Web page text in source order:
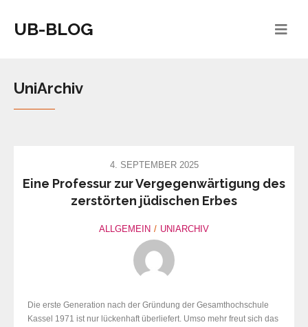
UB-BLOG
UniArchiv
4. SEPTEMBER 2025
Eine Professur zur Vergegenwärtigung des
zerstörten jüdischen Erbes
ALLGEMEIN UNIARCHIV
Die erste Generation nach der Gründung der Gesamthochschule
Kassel 1971 ist nur lückenhaft überliefert. Umso mehr freut sich das